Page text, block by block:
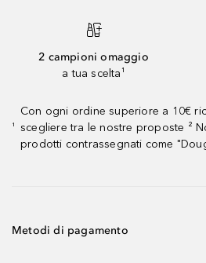
2 campioni omaggio
a tua scelta¹
¹
Con ogni ordine superiore a 10€
scegliere tra le nostre proposte ²
prodotti contrassegnati come
Metodi di pagamento